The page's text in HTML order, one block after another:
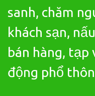
sanh, chăm
khách sạn,
bán hàng, tạp
động phổ